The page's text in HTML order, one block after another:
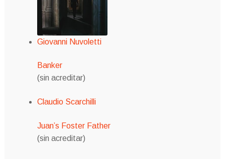
Giovanni Nuvoletti
Banker
(sin acreditar)
Claudio Scarchilli
Juan’s Foster Father
(sin acreditar)